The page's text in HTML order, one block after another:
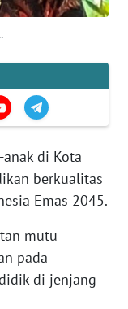
anak di Kota
berkualitas
Emas 2045.
mutu
pada
di jenjang